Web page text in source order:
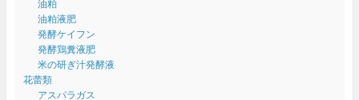
油粕
油粕液肥
発酵ケイフン
発酵鶏糞液肥
米の研ぎ汁発酵液
花蕾類
アスパラガス